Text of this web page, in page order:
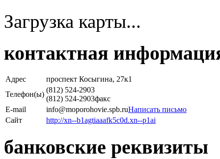
Загрузка карты...
контактная
Адрес
проспект Косыгина, 27к1
Телефон(ы)
(812) 524-2903
(812) 524-2903факс
E-mail
info@moporohovie.spb.ruНаписать письмо
Сайт
http://xn--b1agtiaaafk5c0d.xn--p1ai
банковские реквизиты